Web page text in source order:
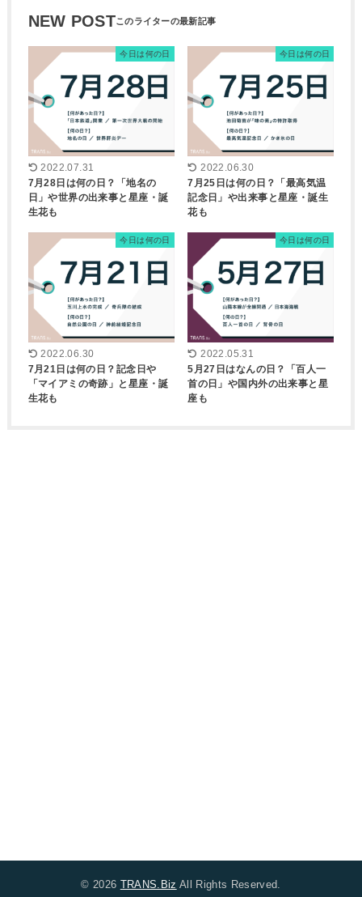
NEW POST
今日は何の日
2022.07.31
7月28日は何の日？「地名の
日」や世界の出来事と星座・誕
生花も
今日は何の日
2022.06.30
7月25日は何の日？「最高気温
記念日」や出来事と星座・誕生
花も
今日は何の日
2022.06.30
7月21日は何の日？記念日や
「マイアミの奇跡」と星座・誕
生花も
今日は何の日
2022.05.31
5月27日はなんの日？「百人一
首の日」や国内外の出来事と星
座も
© 2026 TRANS.Biz All Rights Reserved.